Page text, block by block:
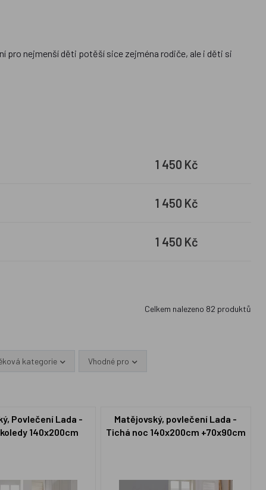
pro nejmenší děti potěší sice zejména rodiče, ale i děti si
1 450 Kč
1 450 Kč
1 450 Kč
Celkem nalezeno 82 produktů
kategorie Vhodné pro
Povlečení Lada -
140x200cm
Matějovský, povlečení Lada -
Tichá noc 140x200cm +70x90cm